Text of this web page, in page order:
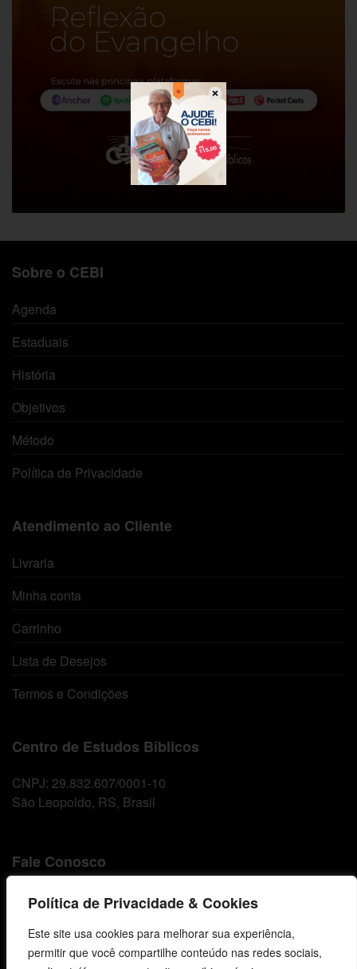
Política de Privacidade & Cookies
Este site usa cookies para melhorar sua experiência,
permitir que você compartilhe conteúdo nas redes sociais,
Sobre o CEBI
Agenda
Estaduais
História
Objetivos
Método
Política de Privacidade
Atendimento ao Cliente
Livraria
Minha conta
Carrinho
Lista de Desejos
Termos e Condições
Centro de Estudos Bíblicos
CNPJ: 29.832.607/0001-10
São Leopoldo, RS, Brasil
Fale Conosco
E-mails
comunicacao@cebi.org.br